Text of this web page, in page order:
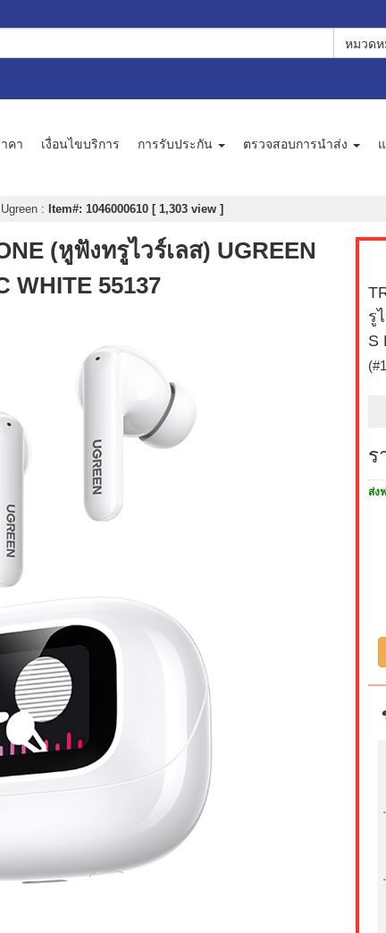
หมวด
คา เงื่อนไขบริการ การรับประกัน ตรวจสอบการนำส่ง
Ugreen : Item#: 1046000610 [ 1,303 view ]
(หูฟังทรูไวร์เลส) UGREEN
WHITE 55137
รู
S
ร
ส่ง